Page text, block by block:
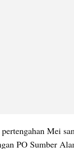
pertengahan Mei
PO Sumber